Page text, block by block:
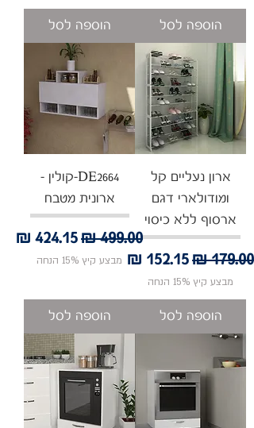
הוספה לסל הוספה לסל
ארון נעליים קל
ומודולארי דגם
ארסוף ללא כיסוי
מחיר רגילמחיר מבצע
מבצע קיץ 15% הנחה
הוספה לסל
DE2664-קולין -
ארונית מטבח
מחיר רגילמחיר
מבצע קיץ 15% הנחה
הוספה לסל